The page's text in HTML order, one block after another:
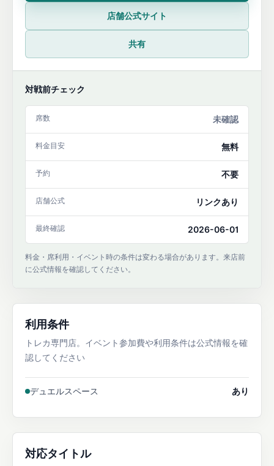
店舗公式サイト
共有
対戦前チェック
席数 未確認
料金目安 無料
予約 不要
店舗公式 リンクあり
最終確認 2026-06-01
料金・席利用・イベント時の条件は変わる場合があります。来店前
に公式情報を確認してください。
利用条件
トレカ専門店。イベント参加費や利用条件は公式情報を確
認してください
デュエルスペース あり
対応タイトル